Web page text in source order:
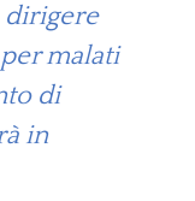
dirigere
malati
di
in